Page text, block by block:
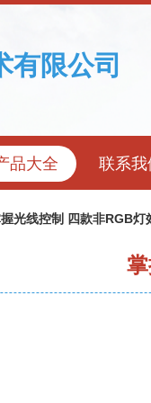
有限公司
品大全 联系我
光线控制 四款非RGB灯